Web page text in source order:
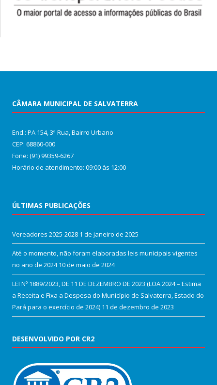
CÂMARA MUNICIPAL DE SALVATERRA
End.: PA 154, 3ª Rua, Bairro Urbano
CEP: 68860‑000
Fone: (91) 99359-6267
Horário de atendimento: 09:00 às 12:00
ÚLTIMAS PUBLICAÇÕES
Vereadores 2025-2028 1 de janeiro de 2025
Até o momento, não foram elaboradas leis municipais vigentes
no ano de 2024 10 de maio de 2024
LEI Nº 1889/2023, DE 11 DE DEZEMBRO DE 2023 (LOA 2024 – Estima
a Receita e Fixa a Despesa do Município de Salvaterra, Estado do
Pará para o exercício de 2024) 11 de dezembro de 2023
DESENVOLVIDO POR CR2